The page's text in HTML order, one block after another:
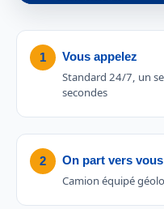
1 Vous appelez
Standard 24/7, un
secondes
2 On part vers vous
Camion équipé